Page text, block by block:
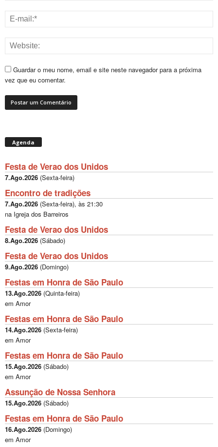
Guardar o meu nome, email e site neste navegador para a próxima
vez que eu comentar.
Agenda
Festa de Verao dos Unidos
7.Ago.2026 (Sexta-feira)
Encontro de tradições
7.Ago.2026 (Sexta-feira), às 21:30
na Igreja dos Barreiros
Festa de Verao dos Unidos
8.Ago.2026 (Sábado)
Festa de Verao dos Unidos
9.Ago.2026 (Domingo)
Festas em Honra de São Paulo
13.Ago.2026 (Quinta-feira)
em Amor
Festas em Honra de São Paulo
14.Ago.2026 (Sexta-feira)
em Amor
Festas em Honra de São Paulo
15.Ago.2026 (Sábado)
em Amor
Assunção de Nossa Senhora
15.Ago.2026 (Sábado)
Festas em Honra de São Paulo
16.Ago.2026 (Domingo)
em Amor